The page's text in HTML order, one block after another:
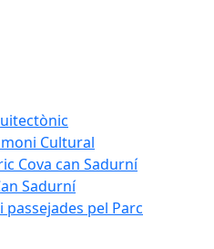
Cultural
Cova can Sadurní
Sadurní
pel Parc